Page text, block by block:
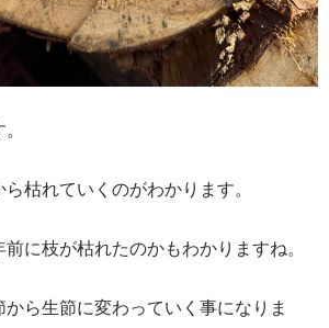
枯れていくのがわかります。
に枝が枯れたのかもわかりますね。
ら生節に変わっていく事になりま